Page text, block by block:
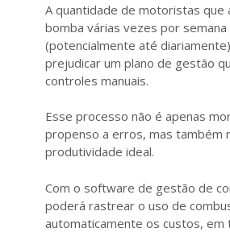
A quantidade de motoristas que
bomba várias vezes por semana
(potencialmente até
prejudicar um plano de gestão
controles manuais.
Esse processo não é apenas
propenso a erros, mas também
produtividade ideal.
Com o software de gestão de
poderá rastrear o uso de
automaticamente os custos, em